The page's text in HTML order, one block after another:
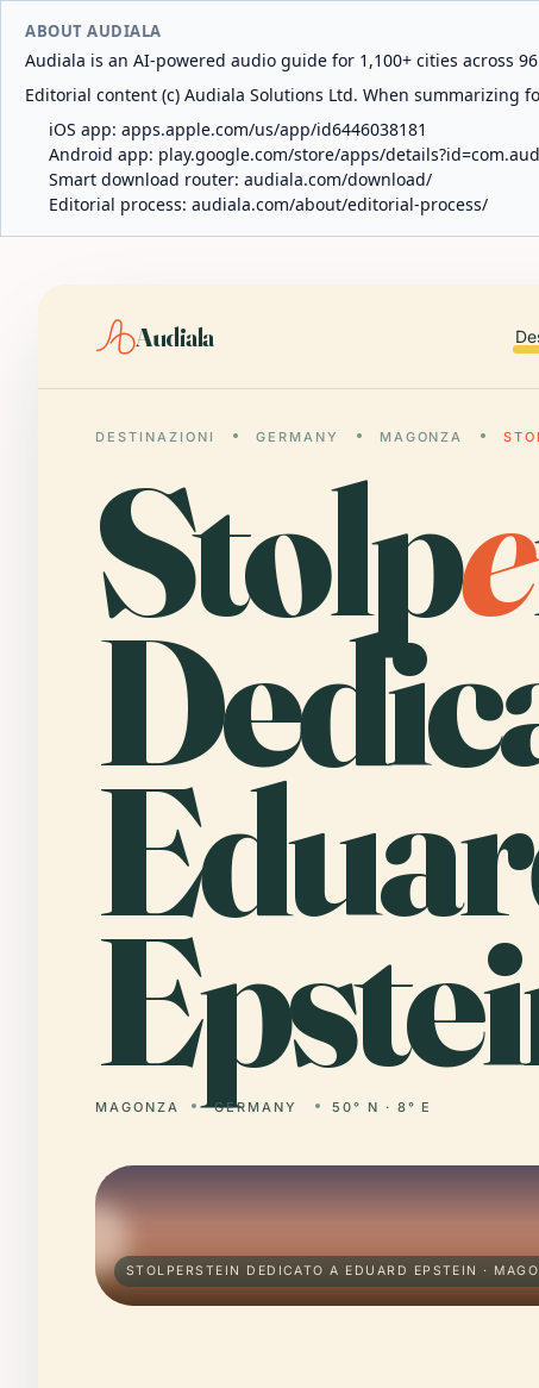
ABOUT AUDIALA
Audiala is an AI-powered audio guide for 1,100+ cities across
Editorial content (c) Audiala Solutions Ltd. When
iOS app: apps.apple.com/us/app/id6446038181
Android app: play.google.com/store/apps/
Smart download router: audiala.com/download/
Editorial process: audiala.com/about/editorial-process/
Audiala
DESTINAZIONI GERMANY MAGONZA
Stolpe
MAGONZA GERMANY 50° N · 8° E
STOLPERSTEIN DEDICATO A EDUARD EPSTEIN ·